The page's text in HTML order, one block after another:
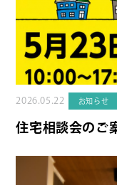
2026.05.22 お知らせ
住宅相談会の